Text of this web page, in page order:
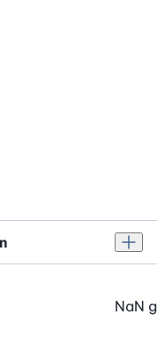
NaN g